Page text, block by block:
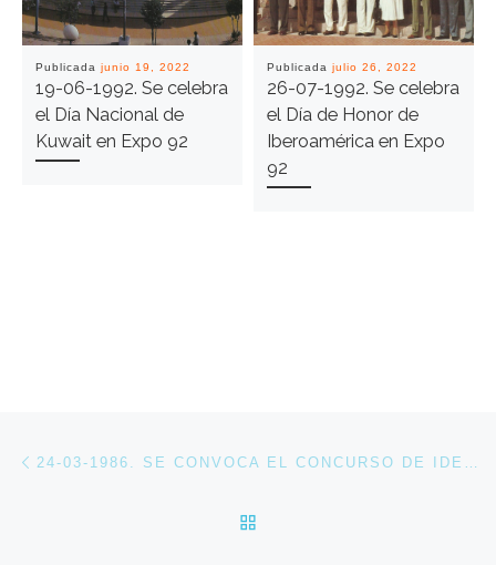
Publicada junio 19, 2022
19-06-1992. Se celebra
el Día Nacional de
Kuwait en Expo 92
Publicada julio 26, 2022
26-07-1992. Se celebra
el Día de Honor de
Iberoamérica en Expo
92
Navegación de entradas